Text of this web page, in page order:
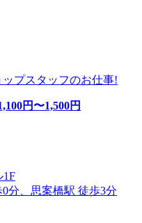
プスタッフのお仕事!
円〜1,500円
1F
分、思案橋駅 徒歩3分